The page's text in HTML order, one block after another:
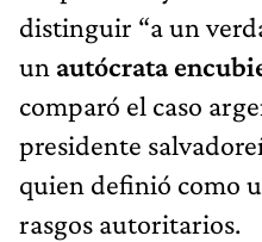
distinguir “a un
un autócrata
comparó el caso
presidente
quien definió como
rasgos autoritarios.